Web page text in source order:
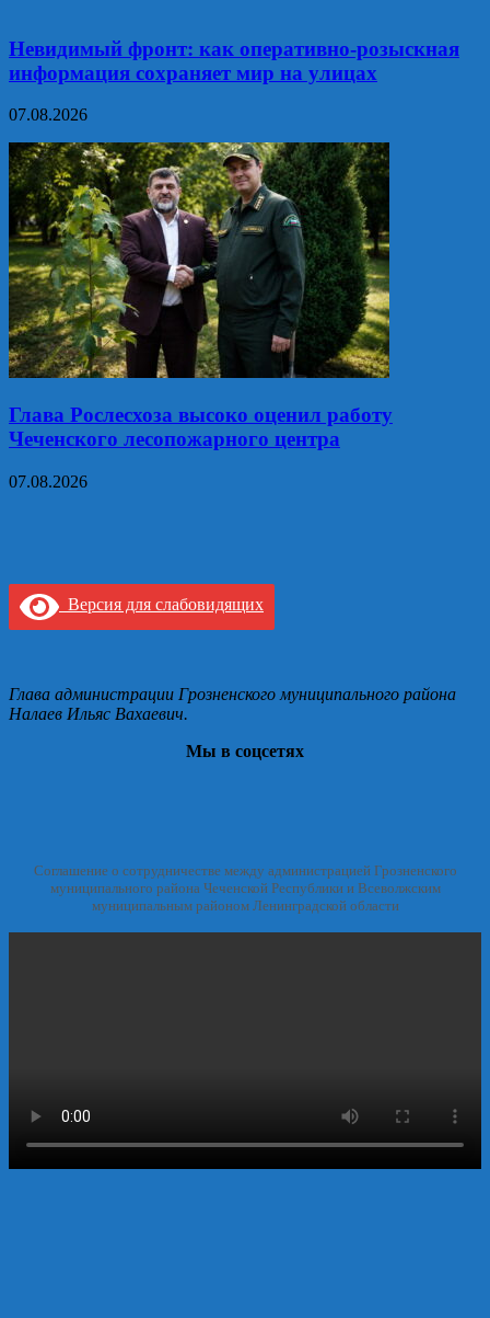
Невидимый фронт: как оперативно-розыскная
информация сохраняет мир на улицах
07.08.2026
Глава Рослесхоза высоко оценил работу
Чеченского лесопожарного центра
07.08.2026
Версия для слабовидящих
Глава администрации Грозненского муниципального района
Налаев Ильяс Вахаевич.
Мы в соцсетях
Соглашение о сотрудничестве между администрацией Грозненского
муниципального района Чеченской Республики и Всеволжским
муниципальным районом Ленинградской области